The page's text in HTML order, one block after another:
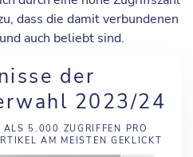
dass die damit verbundenen
auch beliebt sind.
der
2023/24
ALS 5.000 ZUGRIFFEN PRO
AM MEISTEN GEKLICKT